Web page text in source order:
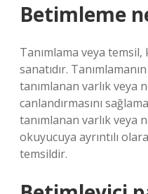
Betimleme
Tanımlama veya
sanatıdır.
tanımlanan varlık veya
canlandırmasını
tanımlanan varlık veya
okuyucuya ayrıntılı
temsildir.